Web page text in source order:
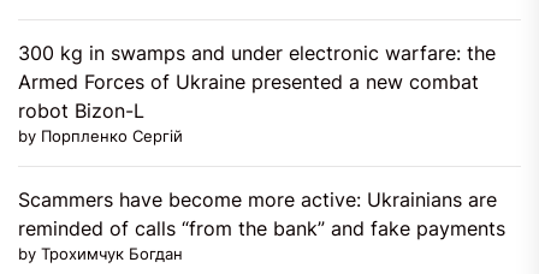
300 kg in swamps and under electronic warfare: the
Armed Forces of Ukraine presented a new combat
robot Bizon-L
by Порпленко Сергій
Scammers have become more active: Ukrainians are
reminded of calls “from the bank” and fake payments
by Трохимчук Богдан